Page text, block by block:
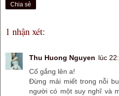
Chia sẻ
1 nhận xét:
Thu Huong Nguyen lúc
Cố gắng lên a!
Đừng mải miết trong nỗi
người có một suy nghĩ và